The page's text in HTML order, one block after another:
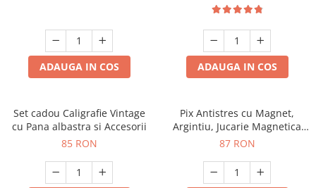
ADAUGA IN COS ADAUGA IN COS
Set cadou Caligrafie Vintage
cu Pana albastra si Accesorii
85 RON
Pix Antistres cu Magnet,
Argintiu, Jucarie Magnetica
pentru Birou
87 RON